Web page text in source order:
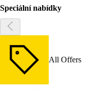
Speciální nabídky
All Offers